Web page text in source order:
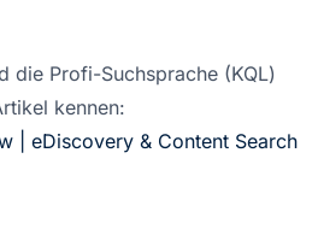
die Profi-Suchsprache (KQL)
kennen:
| eDiscovery & Content Search